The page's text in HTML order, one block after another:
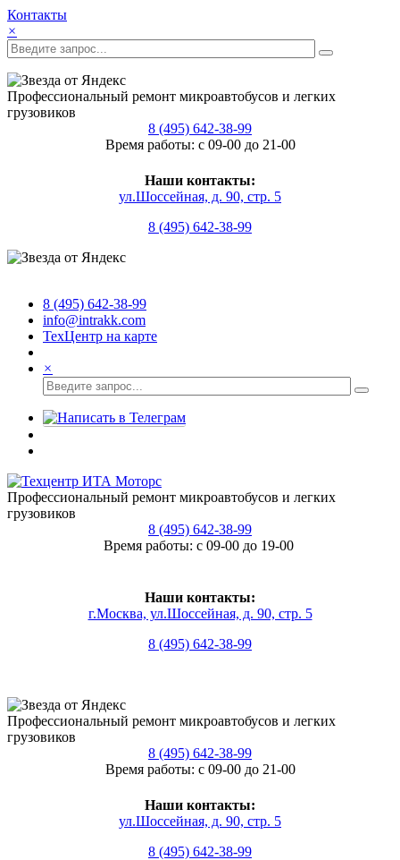
Контакты
×
Профессиональный ремонт микроавтобусов и легких
грузовиков
8 (495) 642-38-99
Время работы: с 09-00 до 21-00
Наши контакты:
ул.Шоссейная, д. 90, стр. 5
8 (495) 642-38-99
8 (495) 642-38-99
info@intrakk.com
ТехЦентр на карте
×
Профессиональный ремонт микроавтобусов и легких
грузовиков
8 (495) 642-38-99
Время работы: с 09-00 до 19-00
Наши контакты:
г.Москва, ул.Шоссейная, д. 90, стр. 5
8 (495) 642-38-99
Профессиональный ремонт микроавтобусов и легких
грузовиков
8 (495) 642-38-99
Время работы: с 09-00 до 21-00
Наши контакты:
ул.Шоссейная, д. 90, стр. 5
8 (495) 642-38-99